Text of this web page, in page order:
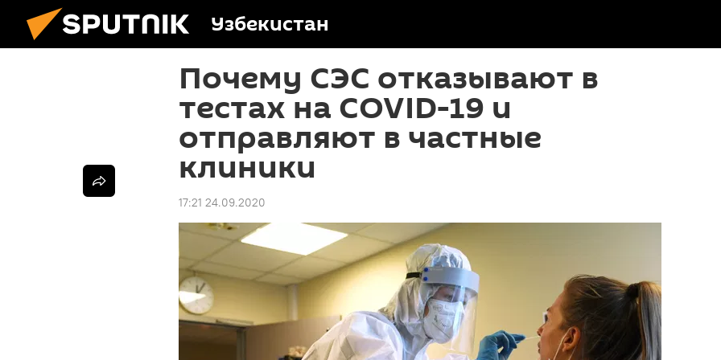
Узбекистан
Почему СЭС отказывают в
тестах на COVID-19 и
отправляют в частные
клиники
17:21 24.09.2020